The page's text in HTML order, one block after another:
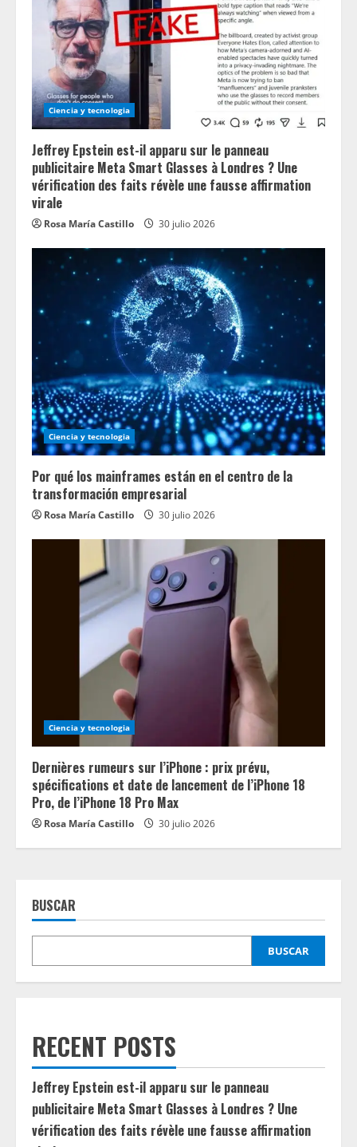
i
n
g
Ciencia y tecnologia
Jeffrey Epstein est-il apparu sur le panneau
publicitaire Meta Smart Glasses à Londres ? Une
vérification des faits révèle une fausse affirmation
virale
Rosa María Castillo 30 julio 2026
Ciencia y tecnologia
Por qué los mainframes están en el centro de la
transformación empresarial
Rosa María Castillo 30 julio 2026
Ciencia y tecnologia
Dernières rumeurs sur l’iPhone : prix prévu,
spécifications et date de lancement de l’iPhone 18
Pro, de l’iPhone 18 Pro Max
Rosa María Castillo 30 julio 2026
BUSCAR
BUSCAR
RECENT POSTS
Jeffrey Epstein est-il apparu sur le panneau
publicitaire Meta Smart Glasses à Londres ? Une
vérification des faits révèle une fausse affirmation